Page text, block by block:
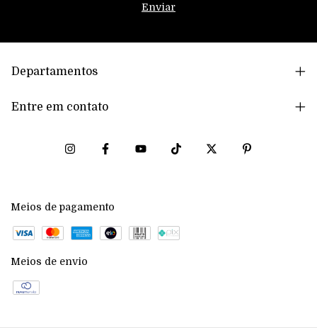
Departamentos
Entre em contato
Meios de pagamento
Meios de envio